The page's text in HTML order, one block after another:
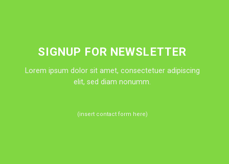
SIGNUP FOR NEWSLETTER
Lorem ipsum dolor sit amet, consectetuer adipiscing
elit, sed diam nonumm.
(insert contact form here)